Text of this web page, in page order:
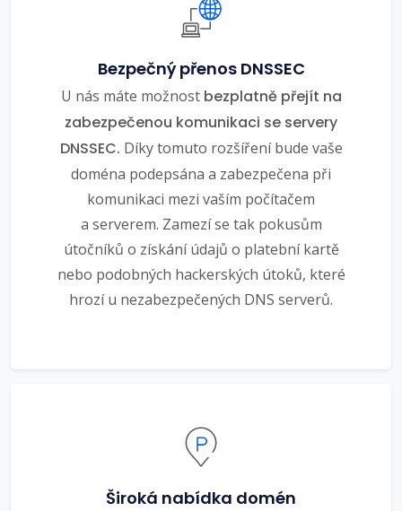
Bezpečný přenos DNSSEC
U nás máte možnost bezplatně přejít na
zabezpečenou komunikaci se servery
DNSSEC. Díky tomuto rozšíření bude vaše
doména podepsána a zabezpečena při
komunikaci mezi vaším počítačem
a serverem. Zamezí se tak pokusům
útočníků o získání údajů o platební kartě
nebo podobných hackerských útoků, které
hrozí u nezabezpečených DNS serverů.
Široká nabídka domén